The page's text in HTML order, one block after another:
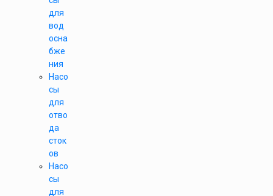
для
вод
осна
бже
ния
Насо
сы
для
отво
да
сток
ов
Насо
сы
для